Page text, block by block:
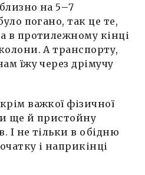
на 5–7
погано, так це те,
в протилежному кінці
А транспорту,
їжу через дрімучу
важкої фізичної
ще й пристойну
І не тільки в обідню
і наприкінці